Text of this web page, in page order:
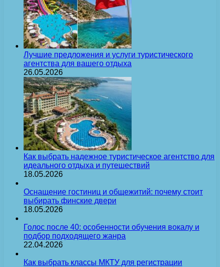
Лучшие предложения и услуги туристического
агентства для вашего отдыха
26.05.2026
Как выбрать надежное туристическое агентство для
идеального отдыха и путешествий
18.05.2026
Оснащение гостиниц и общежитий: почему стоит
выбирать финские двери
18.05.2026
Голос после 40: особенности обучения вокалу и
подбор подходящего жанра
22.04.2026
Как выбрать классы МКТУ для регистрации